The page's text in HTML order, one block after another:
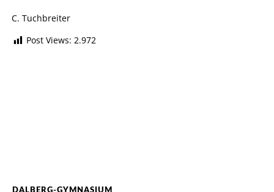
C. Tuchbreiter
Post Views: 2.972